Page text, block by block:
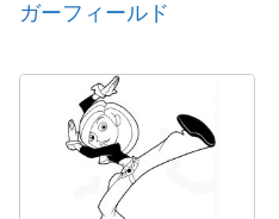
ガーフィールド